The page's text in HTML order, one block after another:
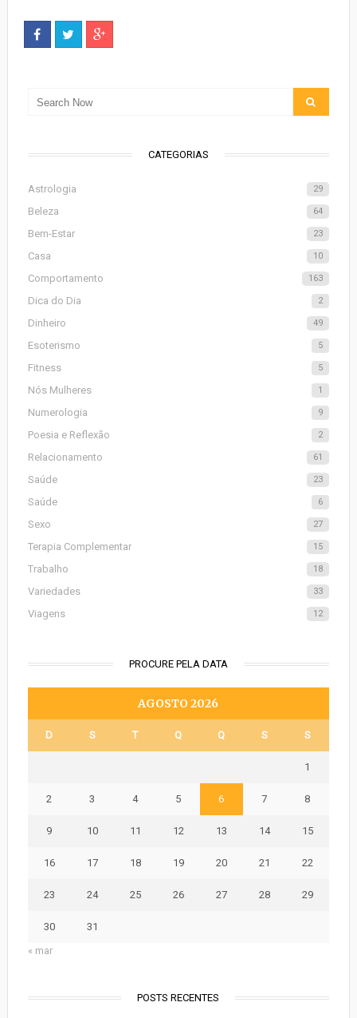
CATEGORIAS
Astrologia 29
Beleza 64
Bem-Estar 23
Casa 10
Comportamento 163
Dica do Dia 2
Dinheiro 49
Esoterismo 5
Fitness 5
Nós Mulheres 1
Numerologia 9
Poesia e Reflexão 2
Relacionamento 61
Saúde 23
Saúde 6
Sexo 27
Terapia Complementar 15
Trabalho 18
Variedades 33
Viagens 12
PROCURE PELA DATA
AGOSTO 2026
D S T Q Q S S
1
2 3 4 5 6 7 8
9 10 11 12 13 14 15
16 17 18 19 20 21 22
23 24 25 26 27 28 29
30
31
« mar
POSTS RECENTES